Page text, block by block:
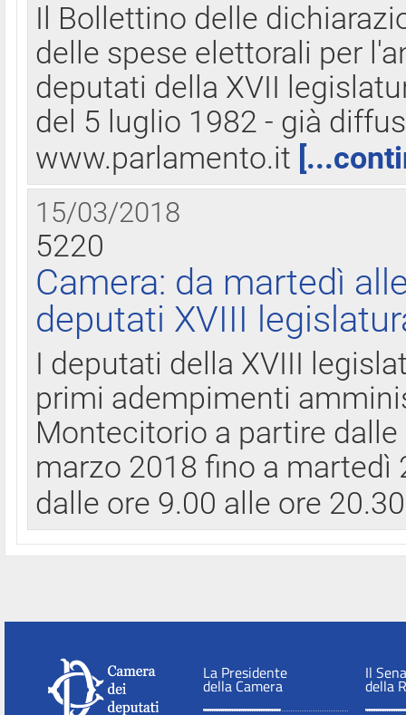
Il Bollettino delle
delle spese elettorali per
deputati della XVII
del 5 luglio 1982 - già
www.parlamento.it
15/03/2018
5220
Camera: da martedì
deputati XVIII
I deputati della XVIII
primi adempimenti
Montecitorio a partire
marzo 2018 fino a
dalle ore 9.00 alle ore
La Presidente
della Camera
Il
della